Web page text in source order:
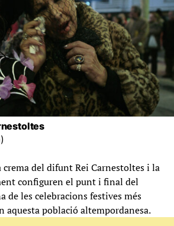
del difunt Rei Carnestoltes i la
configuren el punt i final del
de les celebracions festives més
aquesta població altempordanesa.